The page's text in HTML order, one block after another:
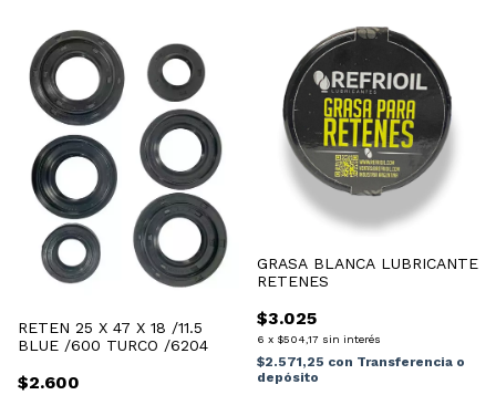
RETEN 25 X 47 X 18 /11.5
BLUE /600 TURCO /6204
$2.600
GRASA BLANCA LUBRICANTE
RETENES
$3.025
6 x $504,17 sin interés
$2.571,25 con Transferencia o
depósito